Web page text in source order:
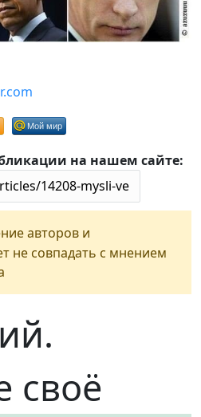
Мой мир
на нашем сайте:
авторов и
не совпадать с мнением
своё